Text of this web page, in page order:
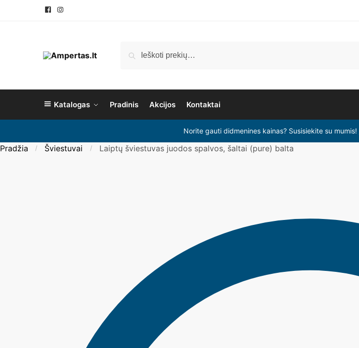
Katalogas Pradinis Akcijos Kontaktai
Norite gauti didmenines kainas? Susisiekite su mumis!
Pradžia / Šviestuvai / Laiptų šviestuvas juodos spalvos, šaltai (pure) balta